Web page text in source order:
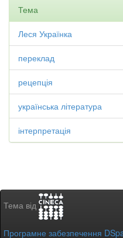
Тема
Леся Українка
переклад
рецепція
українська література
інтерпретація
Тема від
Програмне забезпечення